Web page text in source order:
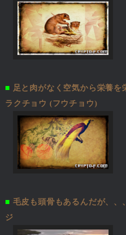
■ 足と肉がなく空気から栄養を
ラクチョウ (フウチョウ)
■ 毛皮も頭骨もあるんだが、、
ジ